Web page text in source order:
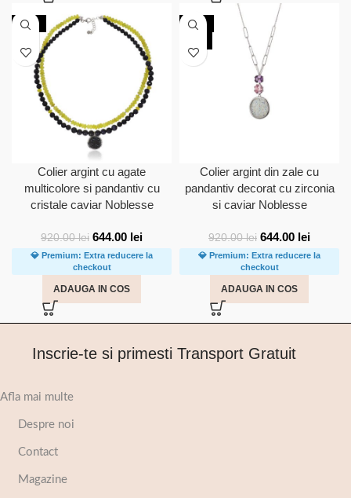
-30%
Colier argint cu agate
multicolore si pandantiv cu
cristale caviar Noblesse
920.00lei 644.00 lei
💎 Premium: Extra reducere la
checkout
ADAUGA IN COS
-30%
Colier argint din zale cu
pandantiv decorat cu zirconia
si caviar Noblesse
920.00lei 644.00 lei
💎 Premium: Extra reducere la
checkout
ADAUGA IN COS
Inscrie-te si primesti Transport Gratuit
Afla mai multe
Despre noi
Contact
Magazine